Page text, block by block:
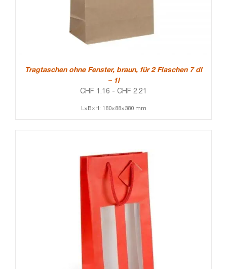
Tragtaschen ohne Fenster, braun, für 2 Flaschen 7 dl
– 1l
CHF 1.16 - CHF 2.21
L×B×H: 180×88×380 mm